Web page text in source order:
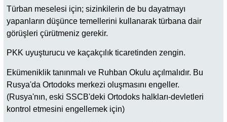
Türban meselesi için; sizinkilerin de bu dayatmayı
yapanların düşünce temellerini kullanarak türbana dair
görüşleri çürütmeniz gerekir.
PKK uyuşturucu ve kaçakçılık ticaretinden zengin.
Ekümeniklik tanınmalı ve Ruhban Okulu açılmalıdır. Bu
Rusya'da Ortodoks merkezi oluşmasını engeller.
(Rusya'nın, eski SSCB'deki Ortodoks halkları-devletleri
kontrol etmesini engellemek için)